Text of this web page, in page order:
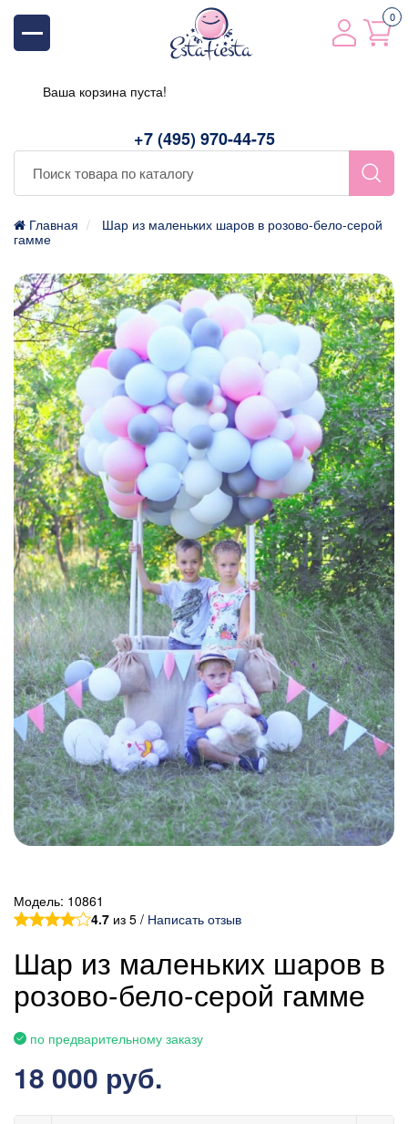
+7 (495) 970-44-75
0
Ваша корзина пуста!
Главная
Шар из маленьких шаров в розово-бело-серой
гамме
Модель: 10861
4.7 из 5 / Написать отзыв
Шар из маленьких шаров в
розово-бело-серой гамме
по предварительному заказу
18 000 руб.